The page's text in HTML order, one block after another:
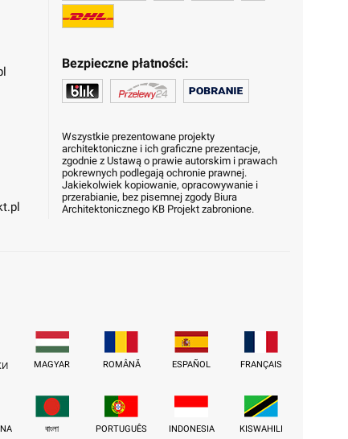
Bezpieczne płatności:
Wszystkie prezentowane projekty
architektoniczne i ich graficzne prezentacje,
zgodnie z Ustawą o prawie autorskim i prawach
pokrewnych podlegają ochronie prawnej.
Jakiekolwiek kopiowanie, opracowywanie i
przerabianie, bez pisemnej zgody Biura
Architektonicznego KB Projekt zabronione.
MAGYAR ROMÂNĂ ESPAÑOL FRANÇAIS
বাংলা PORTUGUÊS INDONESIA KISWAHILI